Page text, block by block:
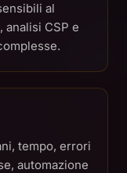
al
analisi CSP e
tempo, errori
automazione